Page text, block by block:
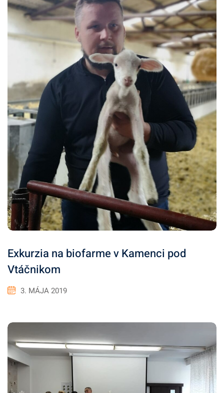
Exkurzia na biofarme v Kamenci pod
Vtáčnikom
3. MÁJA 2019